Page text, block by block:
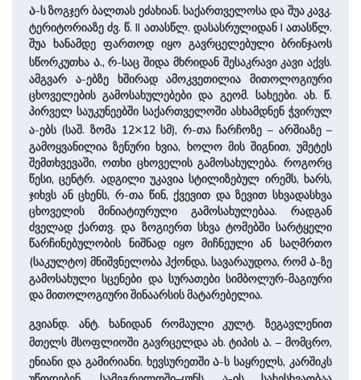
ა-ს ზოგჯერ ბალთას ეძახიან. საქართველოსა და შუა კავკ.
ტერიტორიაზე ძვ. წ. II ათასწლ. დასასრულიდან I ათასწლ.
შუა ხანამდე ფართოდ იყო გავრცელებული ბრინჯაოს
სწორკუთხა ა., რ-საც შიდა მხრიდან შესაკრავი კავი აქვს.
ამგვარ ა-ებზე ხშირად ამოკვეთილია მითოლოგიური
ცხოველების გამოსახულებები და გეომ. სახეები. ახ. წ.
პირველ საუკუნეებში საქართველოში ასხამდნენ ჭვირულ
ა-ებს (საშ. ზომა 12×12 სმ), რ-თა ჩარჩოზე – არშიაზე –
გამოყვანილია ზენური ხვია, ხოლო მის შიგნით, უმეტეს
შემთხვევაში, ოთხი ცხოველის გამოსახულება. როგორც
წესი, ცენტრ. ადგილი უკავია სტილიზებულ ირემს, ხარს,
ჯიხვს ან ცხენს, რ-თა წინ, ქვევით და ზევით სხვადასხვა
ცხოველის მინიატიურული გამოსახულებაა. რადგან
ძველად ქართვ. და ზოგიერთ სხვა ტომებში სარტყელი
წარჩინებულობის ნიშნად იყო მიჩნეული ან საღმრთო
(საკულტო) მნიშვნელობა ჰქონდა, სავარაუდოა, რომა-ზე
გამოსახული სცენები და სურათები სიმბოლურ-მაგიური
და მითოლოგიური შინაარსის მატარებელია.
გვიანდ. ანტ. ხანიდან რომაული კულტ. ზეგავლენით
მთელს მსოფლიოში გავრცელდა ახ. ტიპისა. – მომცრო,
ენიანი და გამირიანი. ხევსურეთშია-ს საყრელს, კარშიკს